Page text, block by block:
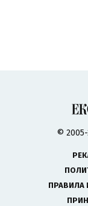
©
ПРАВИЛА